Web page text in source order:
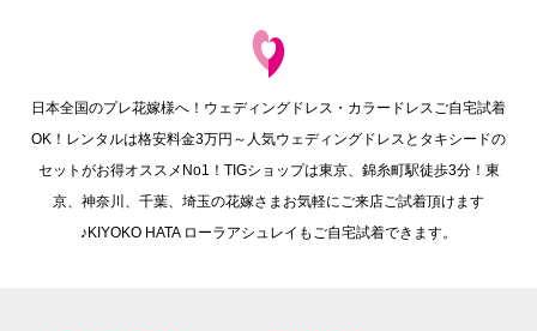
日本全国のプレ花嫁様へ！ウェディングドレス・カラードレスご自宅試着
OK！レンタルは格安料金3万円～人気ウェディングドレスとタキシードの
セットがお得オススメNo1！TIGショップは東京、錦糸町駅徒歩3分！東
京、神奈川、千葉、埼玉の花嫁さまお気軽にご来店ご試着頂けます
♪KIYOKO HATA ローラアシュレイもご自宅試着できます。